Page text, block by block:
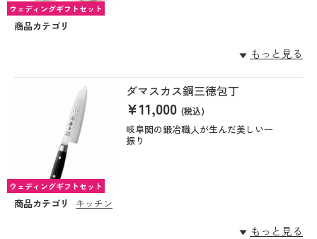
ウェディングギフトセット
商品カテゴリ
もっと見る
ウェディングギフトセット
ダマスカス鋼三徳包丁
¥11,000(税込)
岐阜関の鍛冶職人が生んだ美しい一
振り
商品カテゴリ キッチン
もっと見る